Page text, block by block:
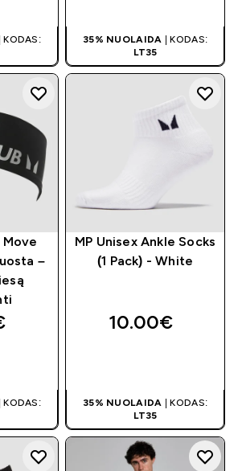
| KODAS:
35% NUOLAIDA | KODAS:
LT35
Move
–
| KODAS:
MP Unisex Ankle Socks
(1 Pack) - White
10.00€‎
35% NUOLAIDA | KODAS:
LT35